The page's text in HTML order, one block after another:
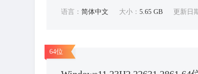
语言： 简体中文 大小： 5.65 GB 更新日
64位